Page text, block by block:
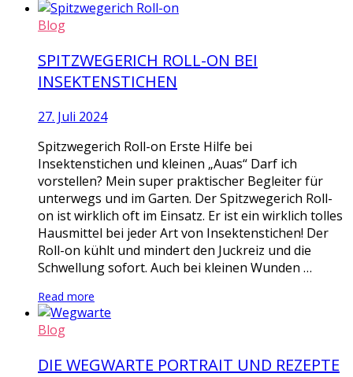
Blog
SPITZWEGERICH ROLL-ON BEI
INSEKTENSTICHEN
27. Juli 2024
Spitzwegerich Roll-on Erste Hilfe bei
Insektenstichen und kleinen „Auas“ Darf ich
vorstellen? Mein super praktischer Begleiter für
unterwegs und im Garten. Der Spitzwegerich Roll-
on ist wirklich oft im Einsatz. Er ist ein wirklich tolles
Hausmittel bei jeder Art von Insektenstichen! Der
Roll-on kühlt und mindert den Juckreiz und die
Schwellung sofort. Auch bei kleinen Wunden …
Read more
Blog
DIE WEGWARTE PORTRAIT UND REZEPTE